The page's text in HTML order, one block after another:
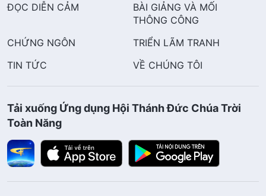
ĐỌC DIỄN CẢM
BÀI GIẢNG VÀ MỐI
THÔNG CÔNG
CHỨNG NGÔN
TRIỂN LÃM TRANH
TIN TỨC
VỀ CHÚNG TÔI
Tải xuống Ứng dụng Hội Thánh Đức Chúa Trời
Toàn Năng